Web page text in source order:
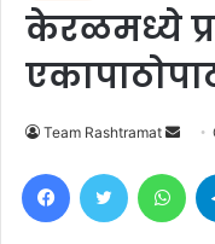
केरळमध्ये
Team Rashtramat
Send
email
FacebookTwitter